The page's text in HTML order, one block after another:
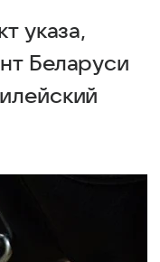
указа,
Беларуси